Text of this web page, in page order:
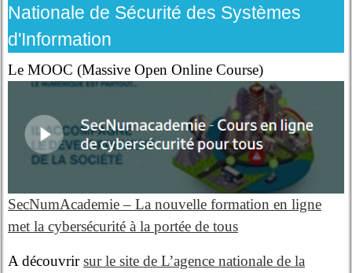
Nationale de Sécurité des Systèmes
d'Information
Le MOOC (Massive Open Online Course)
SecNumAcademie – La nouvelle formation en ligne
met la cybersécurité à la portée de tous
A découvrirsur le site de L’agence nationale de la